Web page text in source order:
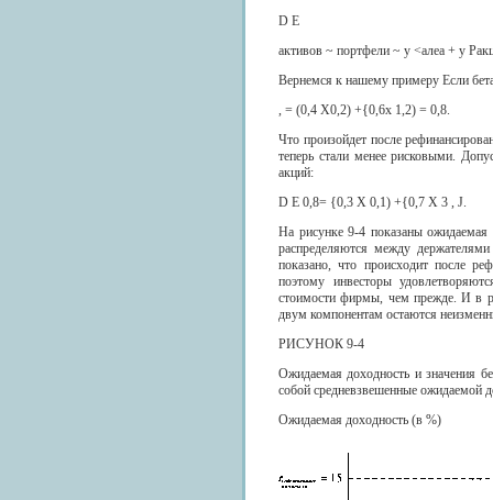
D Е
активов ~ портфели ~ у <алеа + у
Вернемся к нашему примеру Если
, = (0,4 X0,2) +{0,6х 1,2) = 0,8.
Что произойдет после
теперь стали менее рисковыми.
акций:
D Е 0,8= {0,3 X 0,1) +{0,7 X 3 , J.
На рисунке 9-4 показаны ожидаемая
распределяются между
показано, что происходит после
поэтому инвесторы
стоимости фирмы, чем прежде. И в
двум компонентам остаются
РИСУНОК 9-4
Ожидаемая доходность и значения
собой средневзвешенные ожидаемой
Ожидаемая доходность (в %)